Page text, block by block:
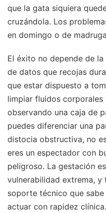
que la gata siquiera
cruzándola. Los
en domingo o de
El éxito no depende de
de datos que recojas
que estar dispuesto a
limpiar fluidos corporales
observando una caja de
puedes diferenciar una
distocia obstructiva, no
eres un espectador con
peligroso. La gestación
vulnerabilidad extrema, y
soporte técnico que
actuar con rapidez